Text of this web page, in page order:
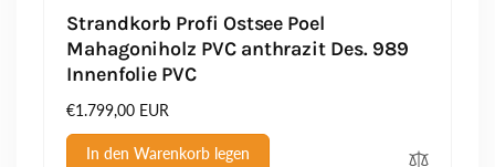
Strandkorb Profi Ostsee Poel
Mahagoniholz PVC anthrazit Des. 989
Innenfolie PVC
Normaler
Preis
€1.799,00 EUR
In den Warenkorb legen